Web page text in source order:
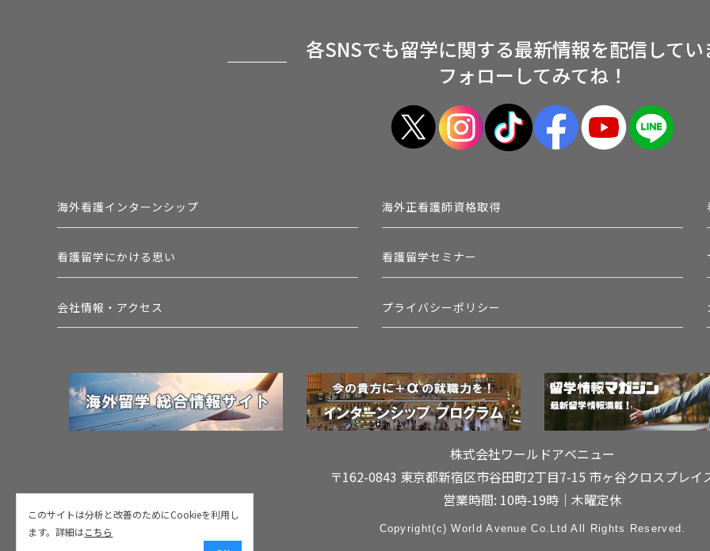
このサイトは分析と改善のためにCookieを利用し
ます。詳細はこちら
各SNSでも留学に関する最新情報を配信してい
フォローしてみてね！
海外看護インターンシップ
看護留学にかける思い
会社情報・アクセス
海外正看護師資格取得
看護留学セミナー
プライバシーポリシー
株式会社ワールドアベニュー
〒162-0843 東京都新宿区市谷田町2丁目7-15 市ヶ谷クロスプレイ
営業時間: 10時-19時｜木曜定休
Copyright(c) World Avenue Co.Ltd All Rights Reserved.